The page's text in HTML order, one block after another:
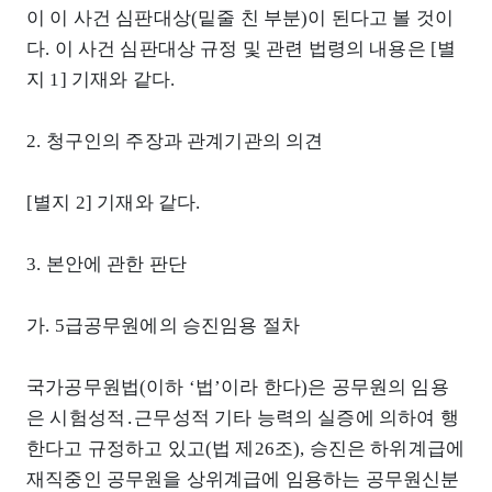
이 이 사건 심판대상(밑줄 친 부분)이 된다고 볼 것이
다. 이 사건 심판대상 규정 및 관련 법령의 내용은 [별
지 1] 기재와 같다.
2. 청구인의 주장과 관계기관의 의견
[별지 2] 기재와 같다.
3. 본안에 관한 판단
가. 5급공무원에의 승진임용 절차
국가공무원법(이하 ‘법’이라 한다)은 공무원의 임용
은 시험성적․근무성적 기타 능력의 실증에 의하여 행
한다고 규정하고 있고(법 제26조), 승진은 하위계급에
재직중인 공무원을 상위계급에 임용하는 공무원신분